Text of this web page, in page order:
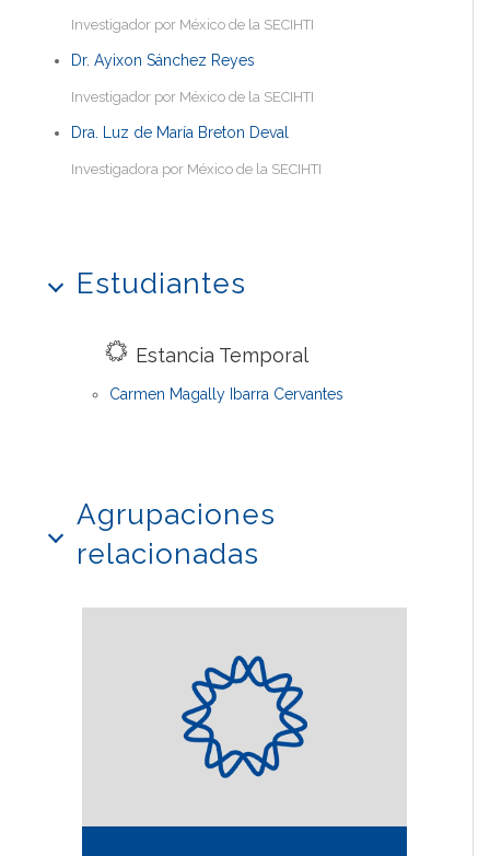
Investigador por México de la SECIHTI
Dr. Ayixon Sánchez Reyes
Investigador por México de la SECIHTI
Dra. Luz de María Breton Deval
Investigadora por México de la SECIHTI
Estudiantes
Estancia Temporal
Carmen Magally Ibarra Cervantes
Agrupaciones
relacionadas